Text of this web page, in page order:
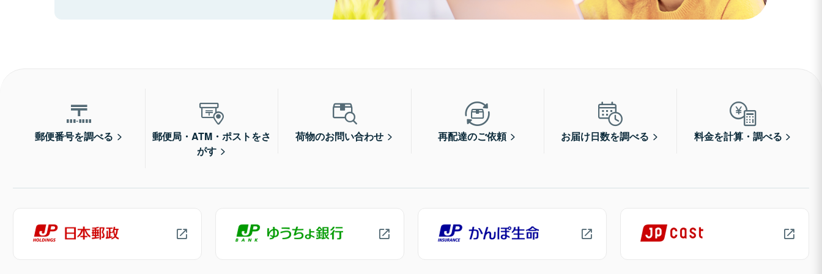
郵便番号を調べる
郵便局・ATM・ポストをさ
がす
荷物のお問い合わせ 再配達のご依頼 お届け日数を調べる 料金を計算・調べる